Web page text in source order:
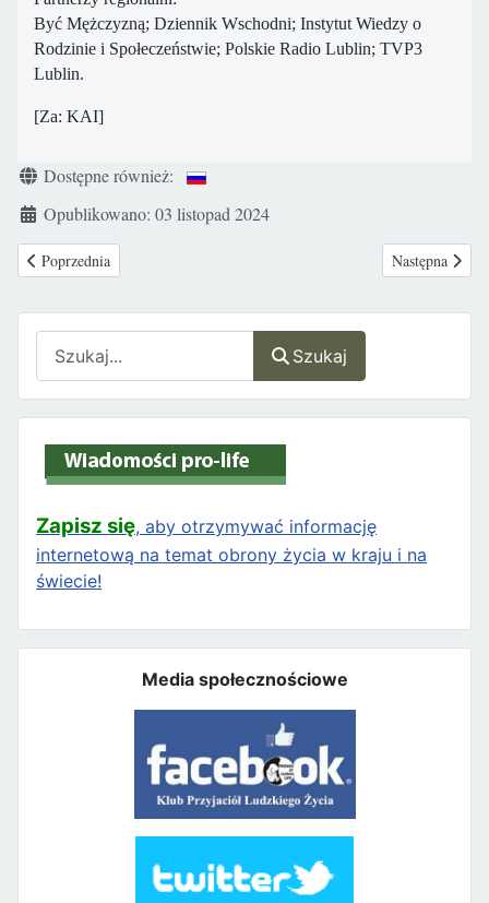
Szukaj
Zapisz się, aby otrzymywać informację
internetową na temat obrony życia w kraju i na
świecie!
Media społecznościowe
Być Mężczyzną; Dziennik Wschodni; Instytut Wiedzy o
Rodzinie i Społeczeństwie; Polskie Radio Lublin; TVP3
Lublin.
[Za: KAI]
Szczegóły
Dostępne również:
Opublikowano: 03 listopad 2024
Poprzednia strona: Biznes aborcyjny i pornograficzny daje miliony na
Poprzednia Następna
Następna